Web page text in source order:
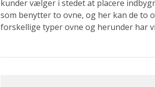
kunder vælger i stedet at placere
som benytter to ovne, og her kan de to
forskellige typer ovne og herunder har